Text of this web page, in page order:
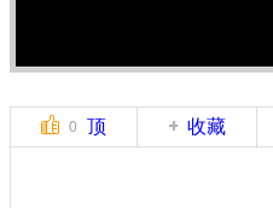
0 顶 收藏